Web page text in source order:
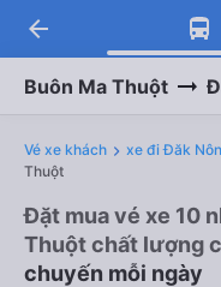
arrow_back
Buôn Ma Thuột
Vé xe khách xe đi Đăk
Thuột
Đặt mua vé xe 10
Thuột chất lượng
chuyến mỗi ngày